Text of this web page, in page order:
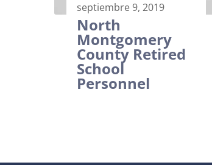
septiembre 9, 2019
North
Montgomery
County Retired
School
Personnel